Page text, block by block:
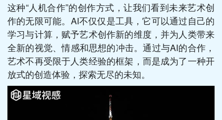
这种“人机合作”的创作方式，让我们看到未来艺术创
作的无限可能。AI不仅仅是工具，它可以通过自己的
学习与计算，赋予艺术创作新的维度，并为人类带来
全新的视觉、情感和思想的冲击。通过与AI的合作，
艺术不再受限于人类经验的框架，而是成为了一种开
放式的创造体验，探索无尽的未知。